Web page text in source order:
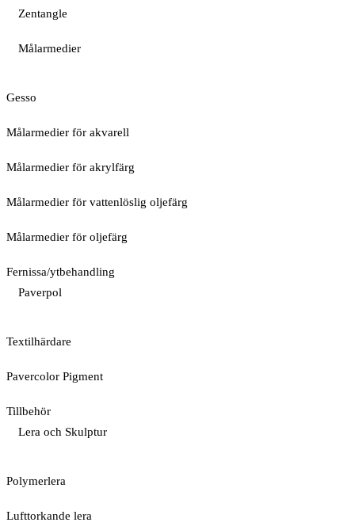
Zentangle
Målarmedier
Gesso
Målarmedier för akvarell
Målarmedier för akrylfärg
Målarmedier för vattenlöslig oljefärg
Målarmedier för oljefärg
Fernissa/ytbehandling
Paverpol
Textilhärdare
Pavercolor Pigment
Tillbehör
Lera och Skulptur
Polymerlera
Lufttorkande lera